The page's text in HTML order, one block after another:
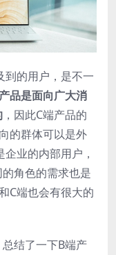
到的用户，是不一
品是面向广大消
，因此C端产品的
的群体可以是外
业的内部用户，
角色的需求也是
C端也会有很大的
结了一下B端产